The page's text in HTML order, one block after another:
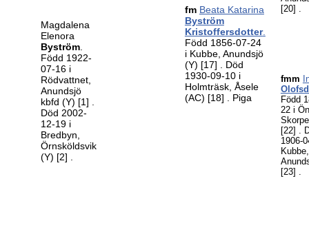
Magdalena
Elenora
Byström.
Född 1922-
07-16 i
Rödvattnet,
Anundsjö
kbfd (Y) [1]
Död 2002-
12-19 i
Bredbyn,
Örnsköldsvik
(Y) [2]
fm Beata Katarina
Byström
Kristoffersdotter.
Född 1856-07-24
i Kubbe, Anundsjö
(Y) [17]
. Död
1930-09-10 i
Holmträsk, Åsele
(AC) [18] . Piga
[20] .
fmm
Född
22 i
[22] .
1906-
Kubbe,
[23] .